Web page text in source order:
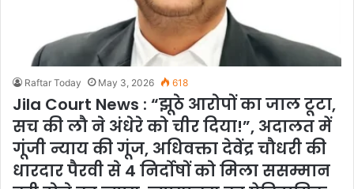
Raftar Today May 3, 2026 618
Jila Court News : “झूठे आरोपों का जाल टूटा,
सच की लौ ने अंधेरे को चीर दिया!”, अदालत में
गूंजी न्याय की गूंज, अधिवक्ता देवेंद्र चौधरी की
धारदार पैरवी से 4 निर्दोषों को मिला ससम्मान